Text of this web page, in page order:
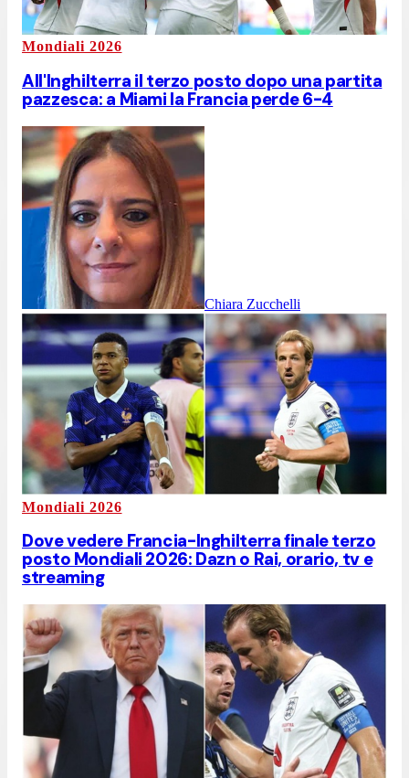
Mondiali 2026
All'Inghilterra il terzo posto dopo una partita
pazzesca: a Miami la Francia perde 6-4
Chiara Zucchelli
Mondiali 2026
Dove vedere Francia-Inghilterra finale terzo
posto Mondiali 2026: Dazn o Rai, orario, tv e
streaming